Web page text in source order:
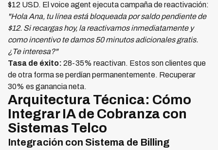
$12 USD. El voice agent ejecuta campaña de reactivación:
"Hola Ana, tu línea está bloqueada por saldo pendiente de
$12. Si recargas hoy, la reactivamos inmediatamente y
como incentivo te damos 50 minutos adicionales gratis.
¿Te interesa?"
Tasa de éxito: 28-35% reactivan. Estos son clientes que
de otra forma se perdían permanentemente. Recuperar
30% es ganancia neta.
Arquitectura Técnica: Cómo
Integrar IA de Cobranza con
Sistemas Telco
Integración con Sistema de Billing